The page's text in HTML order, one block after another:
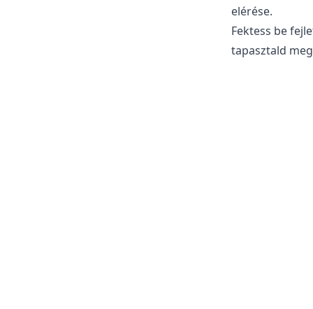
elérése.
Fektess be
tapasztald